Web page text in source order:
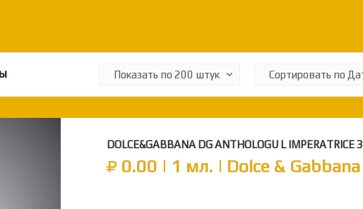
▼
DOLCE&GABBANA DG ANTHOLOGU L IMPERATRICE 3
0.00 | 1 мл. | Dolce & Gabbana